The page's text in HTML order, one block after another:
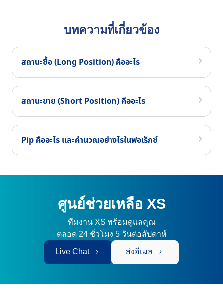
บทความที่เกี่ยวข้อง
สถานะซื้อ (Long Position) คืออะไร
สถานะขาย (Short Position) คืออะไร
Pip คืออะไร และคำนวณอย่างไรในฟอเร็กซ์
ศูนย์ช่วยเหลือ XS
ทีมงาน XS พร้อมดูแลคุณ
ตลอด 24 ชั่วโมง 5 วันต่อสัปดาห์
Live Chat ส่งอีเมล